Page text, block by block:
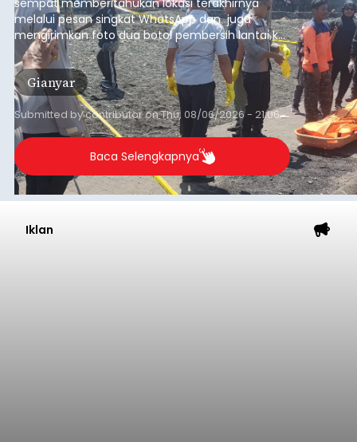
melalui pesan singkat WhatsApp dan juga
mengirimkan foto dua botol pembersih lantai ke
istrinya.
Gianyar
Submitted bycontributoronThu, 08/06/2026 - 21:06
Baca Selengkapnya
Iklan